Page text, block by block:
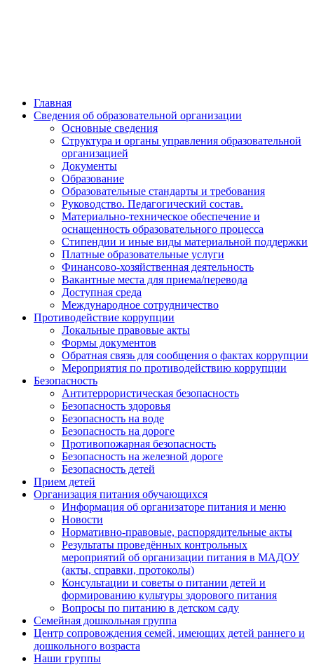
Главная
Сведения об образовательной организации
Основные сведения
Структура и органы управления образовательной
организацией
Документы
Образование
Образовательные стандарты и требования
Руководство. Педагогический состав.
Материально-техническое обеспечение и
оснащенность образовательного процесса
Стипендии и иные виды материальной поддержки
Платные образовательные услуги
Финансово-хозяйственная деятельность
Вакантные места для приема/перевода
Доступная среда
Международное сотрудничество
Противодействие коррупции
Локальные правовые акты
Формы документов
Обратная связь для сообщения о фактах коррупции
Мероприятия по противодействию коррупции
Безопасность
Антитеррористическая безопасность
Безопасность здоровья
Безопасность на воде
Безопасность на дороге
Противопожарная безопасность
Безопасность на железной дороге
Безопасность детей
Прием детей
Организация питания обучающихся
Информация об организаторе питания и меню
Новости
Нормативно-правовые, распорядительные акты
Результаты проведённых контрольных
мероприятий об организации питания в МАДОУ
(акты, справки, протоколы)
Консультации и советы о питании детей и
формированию культуры здорового питания
Вопросы по питанию в детском саду
Семейная дошкольная группа
Центр сопровождения семей, имеющих детей раннего и
дошкольного возраста
Наши группы